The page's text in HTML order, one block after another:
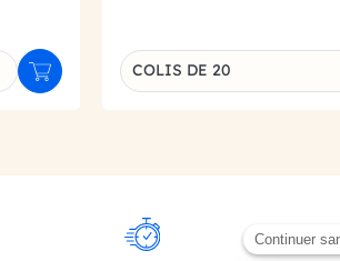
Ajouter au panier
Choisissez une déclinaison
COLIS DE 20